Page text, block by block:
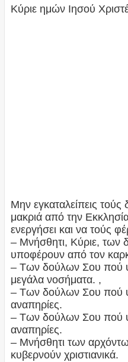
Κύριε ημών Ιησού
Μην εγκαταλείπεις
μακριά από την
ενεργήσει και να τούς
– Μνήσθητι, Κύριε, των
υποφέρουν από τον
– Των δούλων Σου πού
μεγάλα νοσήματα. ,
– Των δούλων Σου πού
αναπηρίες.
– Των δούλων Σου πού
αναπηρίες.
– Μνήσθητι των
κυβερνούν χριστιανικά.